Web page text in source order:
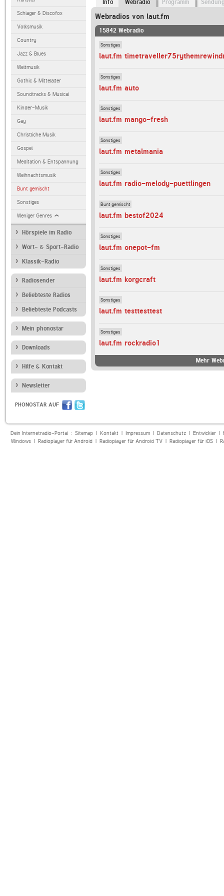
Schlager & Discofox
Volksmusik
Country
Jazz & Blues
Weltmusik
Gothic & Mittelalter
Soundtracks & Musical
Kinder-Musik
Gay
Christliche Musik
Gospel
Meditation & Entspannung
Weihnachtsmusik
Bunt gemischt
Sonstiges
Weniger Genres
Hörspiele im Radio
Wort- & Sport-Radio
Klassik-Radio
Radiosender
Beliebteste Radios
Beliebteste Podcasts
Mein phonostar
Downloads
Hilfe & Kontakt
Newsletter
PHONOSTAR AUF
Info Webradio Programm
Webradios von laut.fm
15842 Webradio
Sonstiges
laut.fm
Sonstiges
laut.fm auto
Sonstiges
laut.fm mango-fresh
Sonstiges
laut.fm metalmania
Sonstiges
laut.fm radio-melody-puettlingen
Bunt gemischt
laut.fm bestof2024
Sonstiges
laut.fm onepot-fm
Sonstiges
laut.fm korgcraft
Sonstiges
laut.fm testtesttest
Sonstiges
laut.fm rockradio1
Mehr
Dein Internetradio-Portal : Sitemap| Kontakt| Impressum| Datenschutz| Entwickler|
Windows| Radioplayer für Android| Radioplayer für Android TV| Radioplayer für iOS|